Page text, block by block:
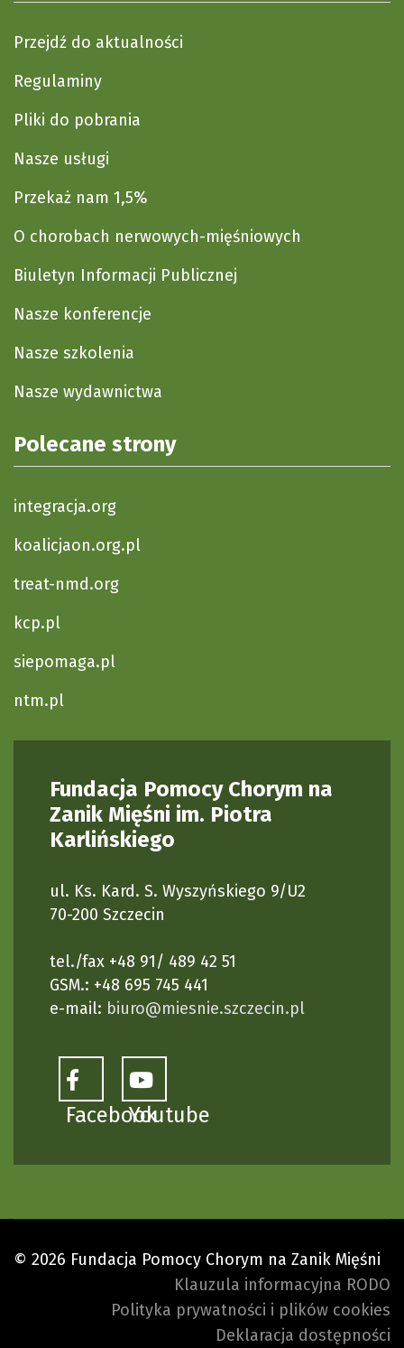
Przejdź do aktualności
Regulaminy
Pliki do pobrania
Nasze usługi
Przekaż nam 1,5%
O chorobach nerwowych-mięśniowych
Biuletyn Informacji Publicznej
Nasze konferencje
Nasze szkolenia
Nasze wydawnictwa
Polecane strony
integracja.org
koalicjaon.org.pl
treat-nmd.org
kcp.pl
siepomaga.pl
ntm.pl
Fundacja Pomocy Chorym na
Zanik Mięśni im. Piotra
Karlińskiego
ul. Ks. Kard. S. Wyszyńskiego 9/U2
70-200 Szczecin
tel./fax +48 91/ 489 42 51
GSM.: +48 695 745 441
e-mail: biuro@miesnie.szczecin.pl
FacebookYoutube
© 2026 Fundacja Pomocy Chorym na Zanik Mięśni
Klauzula informacyjna RODO
Polityka prywatności i plików cookies
Deklaracja dostępności